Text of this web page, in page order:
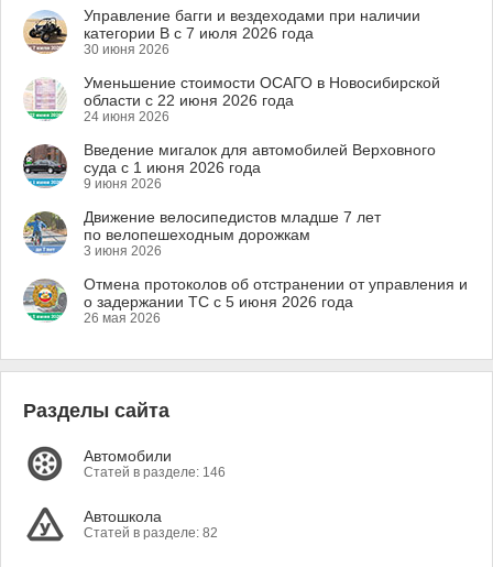
Управление багги и вездеходами при наличии
категории B с 7 июля 2026 года
30 июня 2026
Уменьшение стоимости ОСАГО в Новосибирской
области с 22 июня 2026 года
24 июня 2026
Введение мигалок для автомобилей Верховного
суда с 1 июня 2026 года
9 июня 2026
Движение велосипедистов младше 7 лет
по велопешеходным дорожкам
3 июня 2026
Отмена протоколов об отстранении от управления и
о задержании ТС с 5 июня 2026 года
26 мая 2026
Разделы сайта
Автомобили
Статей в разделе: 146
Автошкола
Статей в разделе: 82